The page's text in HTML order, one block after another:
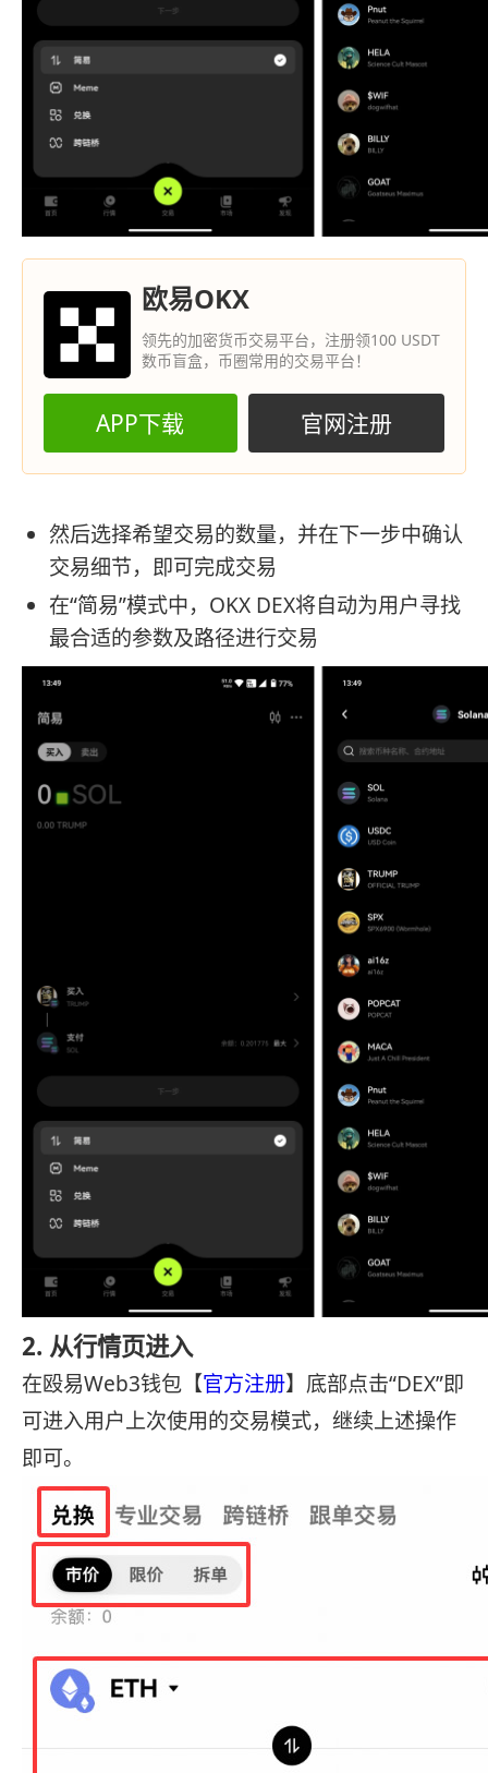
欧易OKX
领先的加密货币交易平台，注册领100 USDT
数币盲盒，币圈常用的交易平台！
APP下载 官网注册
然后选择希望交易的数量，并在下一步中确认
交易细节，即可完成交易
在“简易”模式中，OKX DEX将自动为用户寻找
最合适的参数及路径进行交易
2. 从行情页进入
在殴易Web3钱包【官方注册】底部点击“DEX”即
可进入用户上次使用的交易模式，继续上述操作
即可。